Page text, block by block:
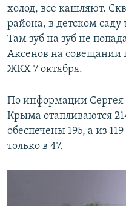
холод, все кашляют.
района, в детском саду
Там зуб на зуб не
Аксенов на
ЖКХ 7 октября.
По информации Сергея
Крыма отапливаются
обеспечены 195, а из
только в 47.